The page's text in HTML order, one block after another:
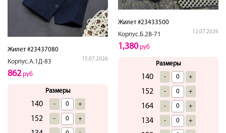
Жилет #23437080
Корпус.А.1Д-83
15.07.2026
862руб
Размеры
140 - +
152 - +
Жилет #23433500
Корпус.Б.2В-71
12.07.2026
1,380руб
Размеры
140 - +
152 - +
164 - +
134 - +